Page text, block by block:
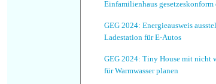
Einfamilienhaus gesetzeskonform
GEG 2024: Energieausweis
Ladestation für E-Autos
GEG 2024: Tiny House mit nicht
für Warmwasser planen